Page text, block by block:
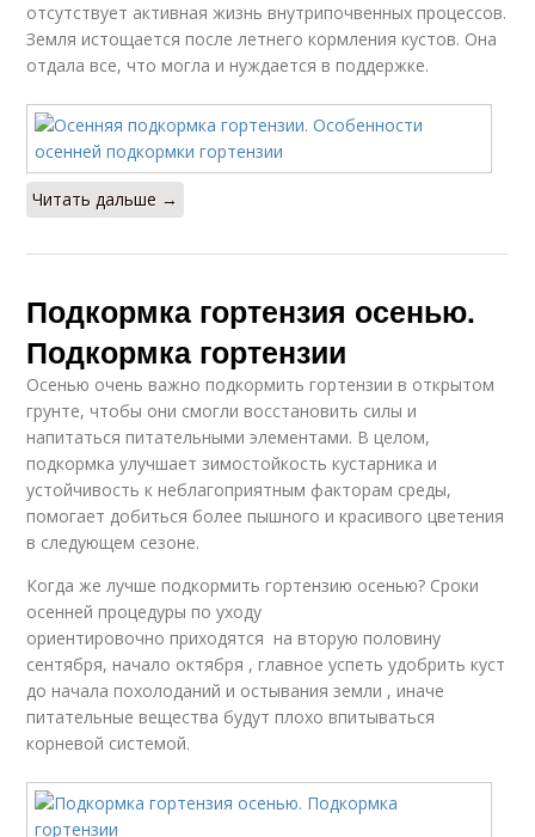
отсутствует активная жизнь внутрипочвенных процессов.
Земля истощается после летнего кормления кустов. Она
отдала все, что могла и нуждается в поддержке.
Читать дальше →
Подкормка гортензия осенью.
Подкормка гортензии
Осенью очень важно подкормить гортензии в открытом
грунте, чтобы они смогли восстановить силы и
напитаться питательными элементами. В целом,
подкормка улучшает зимостойкость кустарника и
устойчивость к неблагоприятным факторам среды,
помогает добиться более пышного и красивого цветения
в следующем сезоне.
Когда же лучше подкормить гортензию осенью? Сроки
осенней процедуры по уходу
ориентировочно приходятся на вторую половину
сентября, начало октября , главное успеть удобрить куст
до начала похолоданий и остывания земли , иначе
питательные вещества будут плохо впитываться
корневой системой.